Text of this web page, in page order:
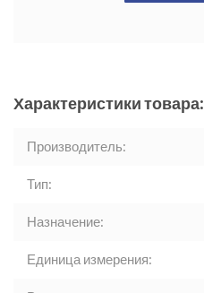
Характеристики товара:
Производитель:
Тип:
Назначение:
Единица измерения: